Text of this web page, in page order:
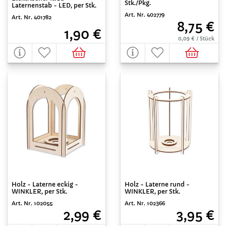
Laternenstab - LED, per Stk.
Art. Nr. 401782
1,90 €
Stk./Pkg.
Art. Nr. 402779
8,75 €
0,09 € / Stück
Holz - Laterne eckig -
WINKLER, per Stk.
Art. Nr. 102055
2,99 €
Holz - Laterne rund -
WINKLER, per Stk.
Art. Nr. 102366
3,95 €